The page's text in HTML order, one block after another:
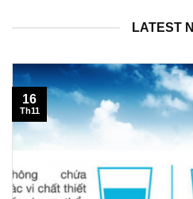
LATEST
16
Th11